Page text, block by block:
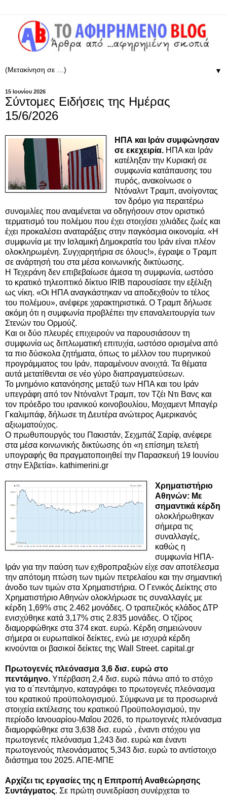
▼
15 Ιουνίου 2026
Σύντομες Ειδήσεις της Ημέρας
15/6/2026
ΗΠΑ και Ιράν συμφώνησαν
σε εκεχειρία.ΗΠΑ και Ιράν
κατέληξαν την Κυριακή σε
συμφωνία κατάπαυσης του
πυρός, ανακοίνωσε ο
Ντόναλντ Τραμπ, ανοίγοντας
τον δρόμο για περαιτέρω
συνομιλίες που αναμένεται να οδηγήσουν στον οριστικό
τερματισμό του πολέμου που έχει στοιχίσει χιλιάδες ζωές και
έχει προκαλέσει αναταράξεις στην παγκόσμια οικονομία. «Η
συμφωνία με την Ισλαμική Δημοκρατία του Ιράν είναι πλέον
ολοκληρωμένη. Συγχαρητήρια σε όλους!», έγραψε ο Τραμπ
σε ανάρτησή του στα μέσα κοινωνικής δικτύωσης.
Η Τεχεράνη δεν επιβεβαίωσε άμεσα τη συμφωνία, ωστόσο
το κρατικό τηλεοπτικό δίκτυο IRIB παρουσίασε την εξέλιξη
ως νίκη. «Οι ΗΠΑ αναγκάστηκαν να αποδεχθούν το τέλος
του πολέμου», ανέφερε χαρακτηριστικά. Ο Τραμπ δήλωσε
ακόμη ότι η συμφωνία προβλέπει την επαναλειτουργία των
Στενών του Ορμούζ.
Και οι δύο πλευρές επιχειρούν να παρουσιάσουν τη
συμφωνία ως διπλωματική επιτυχία, ωστόσο ορισμένα από
τα πιο δύσκολα ζητήματα, όπως το μέλλον του πυρηνικού
προγράμματος του Ιράν, παραμένουν ανοιχτά. Τα θέματα
αυτά μετατίθενται σε νέο γύρο διαπραγματεύσεων.
Το μνημόνιο κατανόησης μεταξύ των ΗΠΑ και του Ιράν
υπεγράφη από τον Ντόναλντ Τραμπ, τον Τζέι Ντι Βανς και
τον πρόεδρο του ιρανικού κοινοβουλίου, Μοχαμεντ Μπαγέρ
Γκαλιμπάφ, δήλωσε τη Δευτέρα ανώτερος Αμερικανός
αξιωματούχος.
Ο πρωθυπουργός του Πακιστάν, Σεχμπάζ Σαρίφ, ανέφερε
στα μέσα κοινωνικής δικτύωσης ότι «η επίσημη τελετή
υπογραφής θα πραγματοποιηθεί την Παρασκευή 19 Ιουνίου
στην Ελβετία». kathimerini.gr
Χρηματιστήριο
Αθηνών: Με
σημαντικά κέρδη
ολοκλήρωθηκαν
σήμερα τις
συναλλαγές,
καθώς η
συμφωνία ΗΠΑ-
Ιράν για την παύση των εχθροπραξιών είχε σαν αποτέλεσμα
την απότομη πτώση των τιμών πετρελαίου και την σημαντική
άνοδο των τιμών στα Χρηματιστήρια. Ο Γενικός Δείκτης στο
Χρηματιστήριο Αθηνών ολοκλήρωσε τις συναλλαγές με
κέρδη 1,69% στις 2.462 μονάδες. Ο τραπεζικός κλάδος ΔΤΡ
ενισχύθηκε κατά 3,17% στις 2.835 μονάδες. Ο τζίρος
διαμορφώθηκε στα 374 εκατ. ευρώ. Κέρδη σημειώνουν
σήμερα οι ευρωπαϊκοί δείκτες, ενώ με ισχυρά κέρδη
κινούνται οι βασικοί δείκτες της Wall Street. capital.gr
Πρωτογενές πλεόνασμα 3,6 δισ. ευρώ στο
πεντάμηνο. Υπέρβαση 2,4 δισ. ευρώ πάνω από το στόχο
για το α΄πεντάμηνο, καταγράφει το πρωτογενές πλεόνασμα
του κρατικού προϋπολογισμού. Σύμφωνα με τα προσωρινά
στοιχεία εκτέλεσης του κρατικού Προϋπολογισμού, την
περίοδο Ιανουαρίου-Μαΐου 2026, το πρωτογενές πλεόνασμα
διαμορφώθηκε στα 3,638 δισ. ευρώ , έναντι στόχου για
πρωτογενές πλεόνασμα 1,243 δισ. ευρώ και έναντι
πρωτογενούς πλεονάσματος 5,343 δισ. ευρώ το αντίστοιχο
διάστημα του 2025. ΑΠΕ-ΜΠΕ
Aρχίζει τις εργασίες της η Επιτροπή Αναθεώρησης
Συντάγματος. Σε πρώτη συνεδρίαση συνέρχεται το